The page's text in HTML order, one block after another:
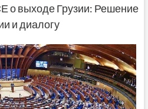
u
t
t
o
n
о выходе Грузии: Решение
и диалогу